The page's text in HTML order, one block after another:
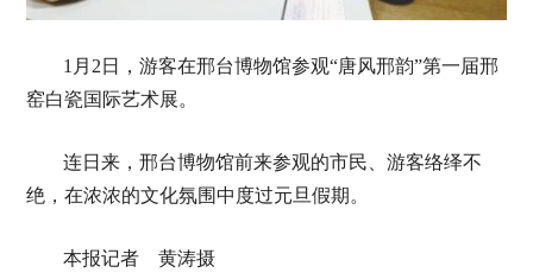
1月2日，游客在邢台博物馆参观“唐风邢韵”第一届邢
窑白瓷国际艺术展。
连日来，邢台博物馆前来参观的市民、游客络绎不
绝，在浓浓的文化氛围中度过元旦假期。
本报记者 黄涛摄